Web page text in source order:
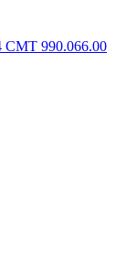
CMT 990.066.00